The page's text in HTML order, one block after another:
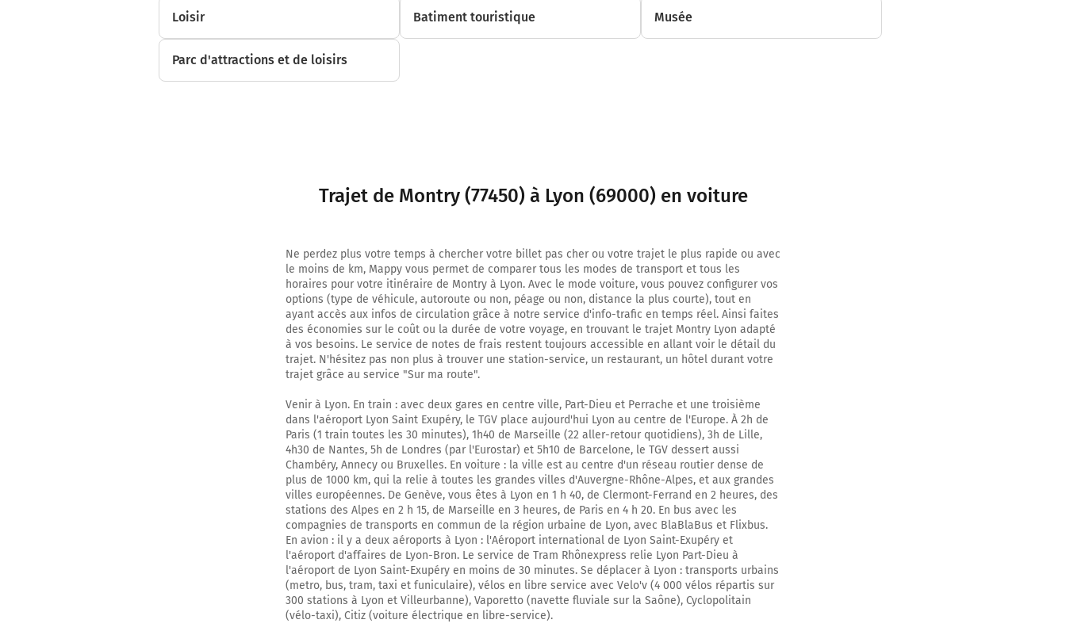
Chaumes-en-Brie
Nancy
Route Nationale
Au rond-point, prendre la 2ème sortie sur N36 (Route Nationale) et continuer sur 1
kilomètre
31,4 km
Au rond-point, prendre la 2ème sortie sur N36 (Route Nationale) et continuer sur 5,8
32,5 km
Au rond-point, prendre la 2ème sortie sur N36 (Route Nationale) et continuer sur 400
mètres
38,3 km
Au rond-point, prendre la 2ème sortie sur N36 et continuer sur 120 mètres
38,7 km
Prendre à droite et rejoindre A5. Continuer sur 300 mètres
A5
38,8 km
Loisir Batiment touristique Musée
Parc d'attractions et de loisirs
Trajet de Montry (77450) à Lyon (69000) en voiture
Ne perdez plus votre temps à chercher votre billet pas cher ou votre trajet le plus rapide ou avec
le moins de km, Mappy vous permet de comparer tous les modes de transport et tous les
horaires pour votre itinéraire de Montry à Lyon. Avec le mode voiture, vous pouvez configurer vos
options (type de véhicule, autoroute ou non, péage ou non, distance la plus courte), tout en
ayant accès aux infos de circulation grâce à notre service d'info-trafic en temps réel. Ainsi faites
des économies sur le coût ou la durée de votre voyage, en trouvant le trajet Montry Lyon adapté
à vos besoins. Le service de notes de frais restent toujours accessible en allant voir le détail du
trajet. N'hésitez pas non plus à trouver une station-service, un restaurant, un hôtel durant votre
trajet grâce au service "Sur ma route".
Venir à Lyon. En train : avec deux gares en centre ville, Part-Dieu et Perrache et une troisième
dans l'aéroport Lyon Saint Exupéry, le TGV place aujourd'hui Lyon au centre de l'Europe. À 2h de
Paris (1 train toutes les 30 minutes), 1h40 de Marseille (22 aller-retour quotidiens), 3h de Lille,
4h30 de Nantes, 5h de Londres (par l'Eurostar) et 5h10 de Barcelone, le TGV dessert aussi
Chambéry, Annecy ou Bruxelles. En voiture : la ville est au centre d'un réseau routier dense de
plus de 1000 km, qui la relie à toutes les grandes villes d'Auvergne-Rhône-Alpes, et aux grandes
villes européennes. De Genève, vous êtes à Lyon en 1 h 40, de Clermont-Ferrand en 2 heures, des
stations des Alpes en 2 h 15, de Marseille en 3 heures, de Paris en 4 h 20. En bus avec les
compagnies de transports en commun de la région urbaine de Lyon, avec BlaBlaBus et Flixbus.
En avion : il y a deux aéroports à Lyon : l'Aéroport international de Lyon Saint-Exupéry et
l'aéroport d'affaires de Lyon-Bron. Le service de Tram Rhônexpress relie Lyon Part-Dieu à
l'aéroport de Lyon Saint-Exupéry en moins de 30 minutes. Se déplacer à Lyon : transports urbains
(metro, bus, tram, taxi et funiculaire), vélos en libre service avec Velo'v (4 000 vélos répartis sur
300 stations à Lyon et Villeurbanne), Vaporetto (navette fluviale sur la Saône), Cyclopolitain
(vélo-taxi), Citiz (voiture électrique en libre-service).